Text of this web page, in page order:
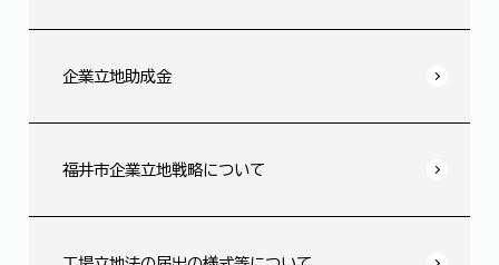
企業立地助成金
福井市企業立地戦略について